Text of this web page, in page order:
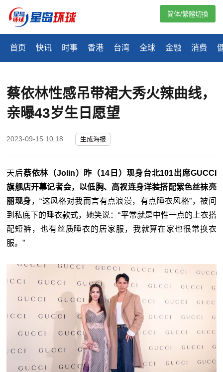
首页 快讯 时事 香港 台湾 全球 金融 消费
简体/繁體切換
蔡依林性感吊带裙大秀火辣曲线，
亲曝43岁生日愿望
2023-09-15 10:18 生成海报
天后蔡依林（Jolin）昨（14日）现身台北101出席GUCCI
旗舰店开幕记者会，以低胸、高衩连身洋装搭配紫色丝袜亮
丽现身，“这风格对我而言有点浪漫，有点睡衣风格”，被问
到私底下的睡衣款式，她笑说：“平常就是中性一点的上衣搭
配短裤，也有丝质睡衣的居家服，我就算在家也很常换衣
服。”